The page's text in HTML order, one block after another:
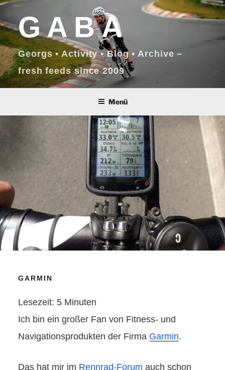
Zum
Inhalt
springenGABA
Georgs • Activity • Blog • Archive –
fresh feeds since 2009
Menü
GARMIN
Lesezeit: 5 Minuten
Ich bin ein großer Fan von Fitness- und
Navigationsprodukten der Firma Garmin.
Das hat mir im Rennrad-Forum auch schon